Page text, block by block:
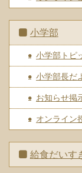
小学部
小学部トピ
小学部長だ
お知らせ掲
オンライン
給食だいす